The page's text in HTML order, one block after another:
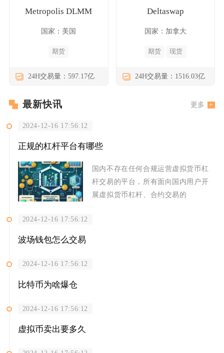
Metropolis DLMM
国家：美国
期货
24H交易量：597.17亿
Deltaswap
国家：加拿大
期货 现货
24H交易量：1516.03亿
最新快讯 更多
2024-12-16 17:56:12
正规的杠杆平台有哪些
国内不存在任何合规运营虚拟货币杠
杆交易的平台，所有面向国内用户开
展虚拟货币杠杆、合约交易的
2024-12-16 17:56:12
波场钱包怎么交易
2024-12-16 17:56:12
比特币为啥爆仓
2024-12-16 17:56:12
虚拟币卖出要多久